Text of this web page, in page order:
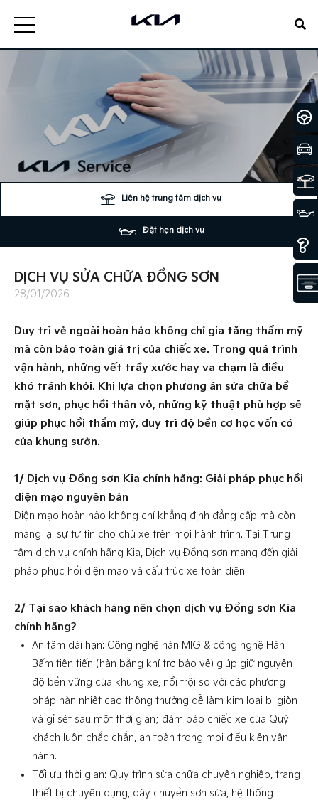
Liên hệ trung tâm dịch vụ
Đặt hẹn dịch vụ
DỊCH VỤ SỬA CHỮA ĐỒNG SƠN
28/01/2026
Duy trì vẻ ngoài hoàn hảo không chỉ gia tăng thẩm mỹ
mà còn bảo toàn giá trị của chiếc xe. Trong quá trình
vận hành, những vết trầy xước hay va chạm là điều
khó tránh khỏi. Khi lựa chọn phương án sửa chữa bề
mặt sơn, phục hồi thân vỏ, những kỹ thuật phù hợp sẽ
giúp phục hồi thẩm mỹ, duy trì độ bền cơ học vốn có
của khung sườn.
1/ Dịch vụ Đồng sơn Kia chính hãng: Giải pháp phục hồi
diện mạo nguyên bản
Diện mạo hoàn hảo không chỉ khẳng định đẳng cấp mà còn
mang lại sự tự tin cho chủ xe trên mọi hành trình. Tại Trung
tâm dịch vụ chính hãng Kia, Dịch vụ Đồng sơn mang đến giải
pháp phục hồi diện mạo và cấu trúc xe toàn diện.
2/ Tại sao khách hàng nên chọn dịch vụ Đồng sơn Kia
chính hãng?
An tâm dài hạn: Công nghệ hàn MIG & công nghệ Hàn
Bấm tiên tiến (hàn bằng khí trơ bảo vệ) giúp giữ nguyên
độ bền vững của khung xe, nổi trội so với các phương
pháp hàn nhiệt cao thông thường dễ làm kim loại bị giòn
và gỉ sét sau một thời gian; đảm bảo chiếc xe của Quý
khách luôn chắc chắn, an toàn trong mọi điều kiện vận
hành.
Tối ưu thời gian: Quy trình sửa chữa chuyên nghiệp, trang
thiết bị chuyên dụng, dây chuyền sơn sửa, hệ thống